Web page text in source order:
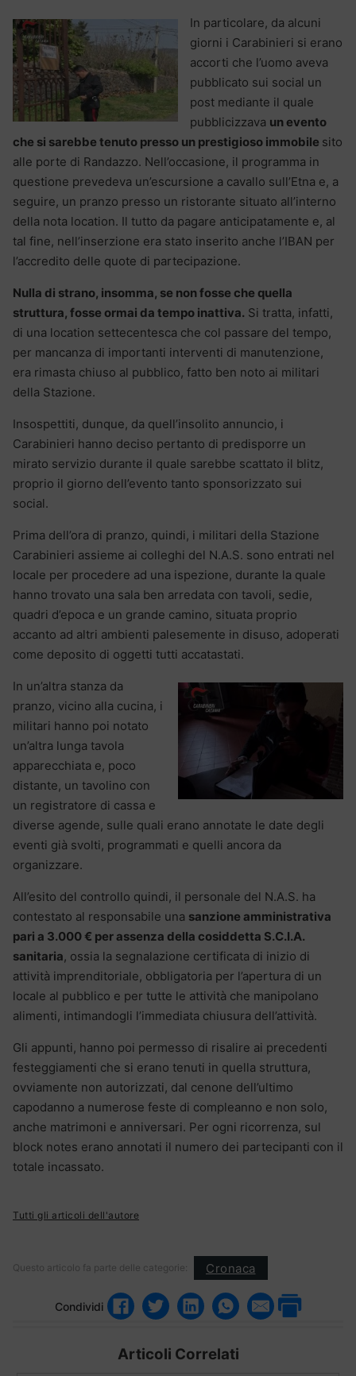
In particolare, da alcuni
giorni i Carabinieri si erano
accorti che l’uomo aveva
pubblicato sui social un
post mediante il quale
pubblicizzava un evento
che si sarebbe tenuto presso un prestigioso immobile sito
alle porte di Randazzo. Nell’occasione, il programma in
questione prevedeva un’escursione a cavallo sull’Etna e, a
seguire, un pranzo presso un ristorante situato all’interno
della nota location. Il tutto da pagare anticipatamente e, al
tal fine, nell’inserzione era stato inserito anche l’IBAN per
l’accredito delle quote di partecipazione.
Nulla di strano, insomma, se non fosse che quella
struttura, fosse ormai da tempo inattiva. Si tratta, infatti,
di una location settecentesca che col passare del tempo,
per mancanza di importanti interventi di manutenzione,
era rimasta chiuso al pubblico, fatto ben noto ai militari
della Stazione.
Insospettiti, dunque, da quell’insolito annuncio, i
Carabinieri hanno deciso pertanto di predisporre un
mirato servizio durante il quale sarebbe scattato il blitz,
proprio il giorno dell’evento tanto sponsorizzato sui
social.
Prima dell’ora di pranzo, quindi, i militari della Stazione
Carabinieri assieme ai colleghi del N.A.S. sono entrati nel
locale per procedere ad una ispezione, durante la quale
hanno trovato una sala ben arredata con tavoli, sedie,
quadri d’epoca e un grande camino, situata proprio
accanto ad altri ambienti palesemente in disuso, adoperati
come deposito di oggetti tutti accatastati.
In un’altra stanza da
pranzo, vicino alla cucina, i
militari hanno poi notato
un’altra lunga tavola
apparecchiata e, poco
distante, un tavolino con
un registratore di cassa e
diverse agende, sulle quali erano annotate le date degli
eventi già svolti, programmati e quelli ancora da
organizzare.
All’esito del controllo quindi, il personale del N.A.S. ha
contestato al responsabile una sanzione amministrativa
pari a 3.000 € per assenza della cosiddetta S.C.I.A.
sanitaria, ossia la segnalazione certificata di inizio di
attività imprenditoriale, obbligatoria per l’apertura di un
locale al pubblico e per tutte le attività che manipolano
alimenti, intimandogli l’immediata chiusura dell’attività.
Gli appunti, hanno poi permesso di risalire ai precedenti
festeggiamenti che si erano tenuti in quella struttura,
ovviamente non autorizzati, dal cenone dell’ultimo
capodanno a numerose feste di compleanno e non solo,
anche matrimoni e anniversari. Per ogni ricorrenza, sul
block notes erano annotati il numero dei partecipanti con il
totale incassato.
Tutti gli articoli dell'autore
Questo articolo fa parte delle categorie: Cronaca
Condividi
Articoli Correlati